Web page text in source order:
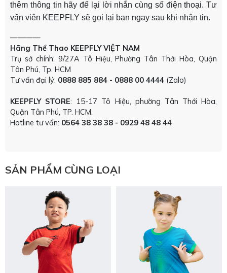
thêm thông tin hãy để lại lời nhắn cùng số điện thoại. Tư
vấn viên KEEPFLY sẽ gọi lại bạn ngay sau khi nhận tin.
————
Hãng Thể Thao KEEPFLY VIỆT NAM
Trụ sở chính: 9/27A Tô Hiệu, Phường Tân Thới Hòa, Quận
Tân Phú, Tp. HCM
Tư vấn đại lý: 0888 885 884 - 0888 00 4444 (Zalo)
KEEPFLY STORE: 15-17 Tô Hiệu, phường Tân Thới Hòa,
Quận Tân Phú, TP. HCM.
Hotline tư vấn: 0564 38 38 38 - 0929 48 48 44
SẢN PHẨM CÙNG LOẠI